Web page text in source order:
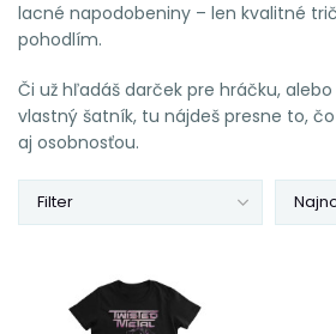
lacné napodobeniny – len kvalitné
pohodlím.
Či už hľadáš darček pre hráčku,
vlastný šatník, tu nájdeš presne to,
aj osobnosťou.
Filter